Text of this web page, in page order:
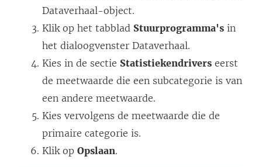
Dataverhaal-object.
Klik op het tabblad Stuurprogramma's in
het dialoogvenster Dataverhaal.
Kies in de sectie Statistiekendrivers eerst
de meetwaarde die een subcategorie is van
een andere meetwaarde.
Kies vervolgens de meetwaarde die de
primaire categorie is.
Klik op Opslaan.